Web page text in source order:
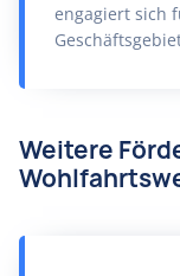
engagiert sich
Weitere